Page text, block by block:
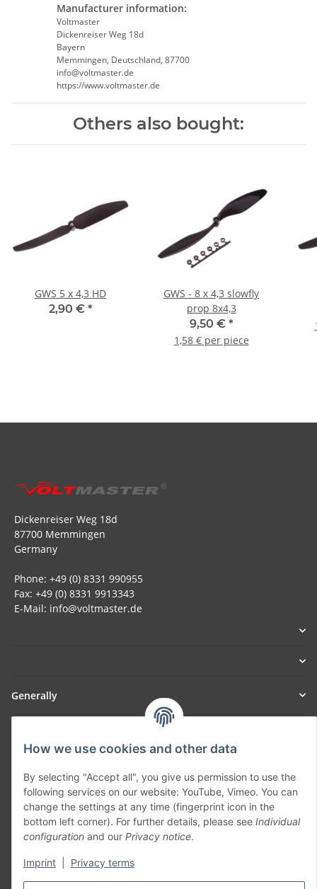
How we use cookies and other data
By selecting "Accept all", you give us permission to use the
following services on our website: YouTube, Vimeo. You can
change the settings at any time (fingerprint icon in the
bottom left corner). For further details, please see Individual
configuration and our Privacy notice.
Imprint Privacy terms
Manufacturer information:
Voltmaster
Dickenreiser Weg 18d
Bayern
Memmingen, Deutschland, 87700
info@voltmaster.de
https://www.voltmaster.de
Others also bought:
GWS 5 x 4,3 HD
2,90 € *
GWS - 8 x 4,3 slowfly
prop 8x4,3
9,50 € *
1,58 € per piece
Dickenreiser Weg 18d
87700 Memmingen
Germany
Phone: +49 (0) 8331 990955
Fax: +49 (0) 8331 9913343
E-Mail: info@voltmaster.de
Generally
Withdraw contract